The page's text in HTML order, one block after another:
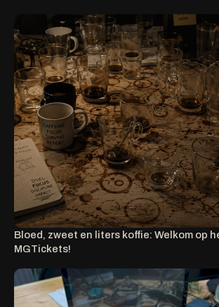
Bloed, zweet en liters koffie: Welkom op
MGTickets!